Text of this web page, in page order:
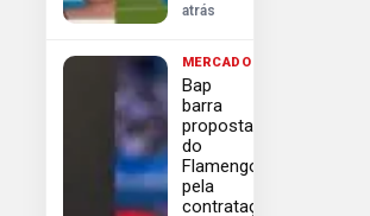
atrás
MERCADO
Bap
barra
proposta
do
Flamengo
pela
contratação